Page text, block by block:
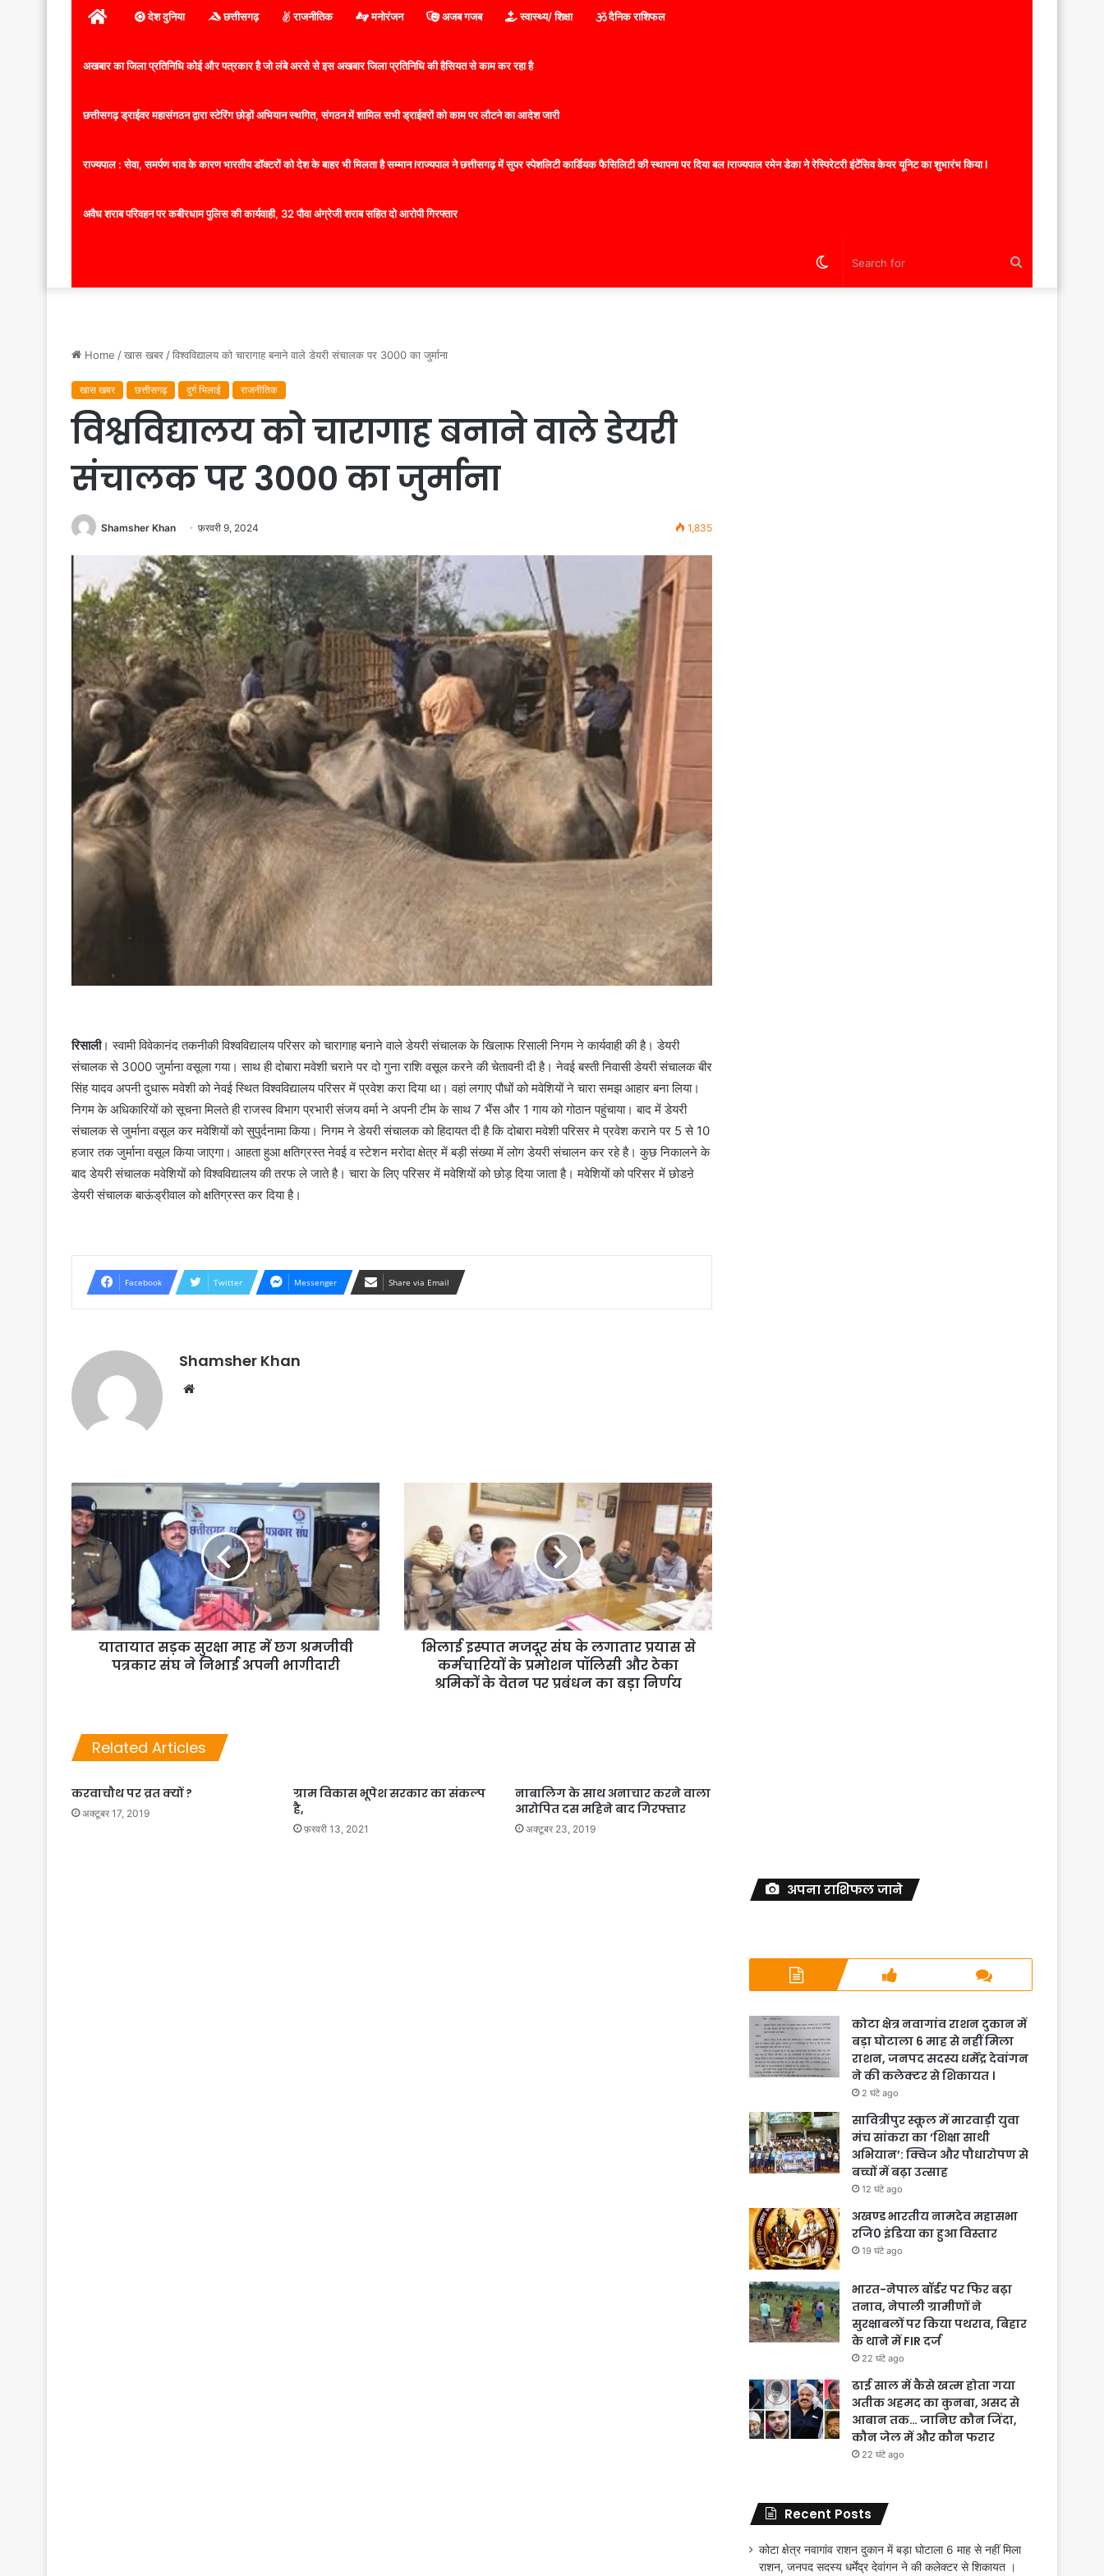
होम देश दुनिया छत्तीसगढ़ राजनीतिक मनोरंजन अजब गजब स्वास्थ्य/ शिक्षा दैनिक राशिफल
अखबार का जिला प्रतिनिधि कोई और पत्रकार है जो लंबे अरसे से इस अखबार जिला प्रतिनिधि की हैसियत से काम कर रहा है
छत्तीसगढ़ ड्राईवर महासंगठन द्वारा स्टेरिंग छोड़ों अभियान स्थगित, संगठन में शामिल सभी ड्राईवरों को काम पर लौटने का आदेश जारी
राज्यपाल : सेवा, समर्पण भाव के कारण भारतीय डॉक्टरों को देश के बाहर भी मिलता है सम्मान lराज्यपाल ने छत्तीसगढ़ में सुपर स्पेशलिटी कार्डियक फैसिलिटी की स्थापना पर दिया बल lराज्यपाल रमेन डेका ने रेस्पिरेटरी इंटेंसिव केयर यूनिट का शुभारंभ किया l
अवैध शराब परिवहन पर कबीरधाम पुलिस की कार्यवाही, 32 पौवा अंग्रेजी शराब सहित दो आरोपी गिरफ्तार
Switch
Home /खास खबर /विश्वविद्यालय को चारागाह बनाने वाले डेयरी संचालक पर 3000 का जुर्माना
खास खबर छत्तीसगढ़ दुर्ग भिलाई राजनीतिक
विश्वविद्यालय को चारागाह बनाने वाले डेयरी
संचालक पर 3000 का जुर्माना
Shamsher Khan फ़रवरी 9, 2024 1,835
रिसाली। स्वामी विवेकानंद तकनीकी विश्वविद्यालय परिसर को चारागाह बनाने वाले डेयरी संचालक के खिलाफ रिसाली निगम ने कार्यवाही की है। डेयरी
संचालक से 3000 जुर्माना वसूला गया। साथ ही दोबारा मवेशी चराने पर दो गुना राशि वसूल करने की चेतावनी दी है। नेवई बस्ती निवासी डेयरी संचालक बीर
सिंह यादव अपनी दुधारू मवेशी को नेवई स्थित विश्वविद्यालय परिसर में प्रवेश करा दिया था। वहां लगाए पौधों को मवेशियों ने चारा समझ आहार बना लिया।
निगम के अधिकारियों को सूचना मिलते ही राजस्व विभाग प्रभारी संजय वर्मा ने अपनी टीम के साथ 7 भैंस और 1 गाय को गोठान पहुंचाया। बाद में डेयरी
संचालक से जुर्माना वसूल कर मवेशियों को सुपुर्दनामा किया। निगम ने डेयरी संचालक को हिदायत दी है कि दोबारा मवेशी परिसर मे प्रवेश कराने पर 5 से 10
हजार तक जुर्माना वसूल किया जाएगा। आहता हुआ क्षतिग्रस्त नेवई व स्टेशन मरोदा क्षेत्र में बड़ी संख्या में लोग डेयरी संचालन कर रहे है। कुछ निकालने के
बाद डेयरी संचालक मवेशियों को विश्वविद्यालय की तरफ ले जाते है। चारा के लिए परिसर में मवेशियों को छोड़ दिया जाता है। मवेशियों को परिसर में छोडऩे
डेयरी संचालक बाऊंड्रीवाल को क्षतिग्रस्त कर दिया है।
Facebook Twitter Messenger Share via Email
Shamsher Khan
यातायात सड़क सुरक्षा माह में छग श्रमजीवी
पत्रकार संघ ने निभाई अपनी भागीदारी
भिलाई इस्पात मजदूर संघ के लगातार प्रयास से
कर्मचारियों के प्रमोशन पॉलिसी और ठेका
श्रमिकों के वेतन पर प्रबंधन का बड़ा निर्णय
Related Articles
करवाचौथ पर व्रत क्यों ?
अक्टूबर 17, 2019
ग्राम विकास भूपेश सरकार का संकल्प
है,
फ़रवरी 13, 2021
नाबालिग के साथ अनाचार करने वाला
आरोपित दस महिने बाद गिरफ्तार
अक्टूबर 23, 2019
अपना राशिफल जाने
कोटा क्षेत्र नवागांव राशन दुकान में
बड़ा घोटाला 6 माह से नहीं मिला
राशन, जनपद सदस्य धर्मेंद्र देवांगन
ने की कलेक्टर से शिकायत ।
2 घंटे ago
सावित्रीपुर स्कूल में मारवाड़ी युवा
मंच सांकरा का ‘शिक्षा साथी
अभियान’: क्विज और पौधारोपण से
बच्चों में बढ़ा उत्साह
12 घंटे ago
अखण्ड भारतीय नामदेव महासभा
रजि0 इंडिया का हुआ विस्तार
19 घंटे ago
भारत-नेपाल बॉर्डर पर फिर बढ़ा
तनाव, नेपाली ग्रामीणों ने
सुरक्षाबलों पर किया पथराव, बिहार
के थाने में FIR दर्ज
22 घंटे ago
ढाई साल में कैसे खत्म होता गया
अतीक अहमद का कुनबा, असद से
आबान तक… जानिए कौन जिंदा,
कौन जेल में और कौन फरार
22 घंटे ago
Recent Posts
कोटा क्षेत्र नवागांव राशन दुकान में बड़ा घोटाला 6 माह से नहीं मिला
राशन, जनपद सदस्य धर्मेंद्र देवांगन ने की कलेक्टर से शिकायत ।